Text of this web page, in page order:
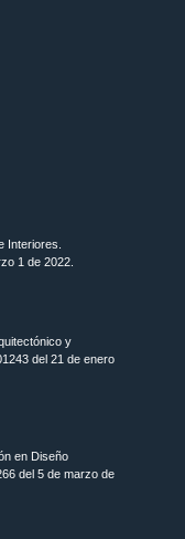
Interiores.
1 de 2022.
y
del 21 de enero
en Diseño
del 5 de marzo de